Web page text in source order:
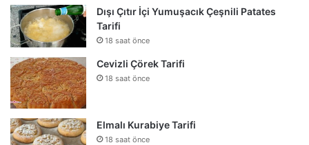
Dışı Çıtır İçi Yumuşacık Çeşnili Patates
Tarifi
18 saat önce
Cevizli Çörek Tarifi
18 saat önce
Elmalı Kurabiye Tarifi
18 saat önce